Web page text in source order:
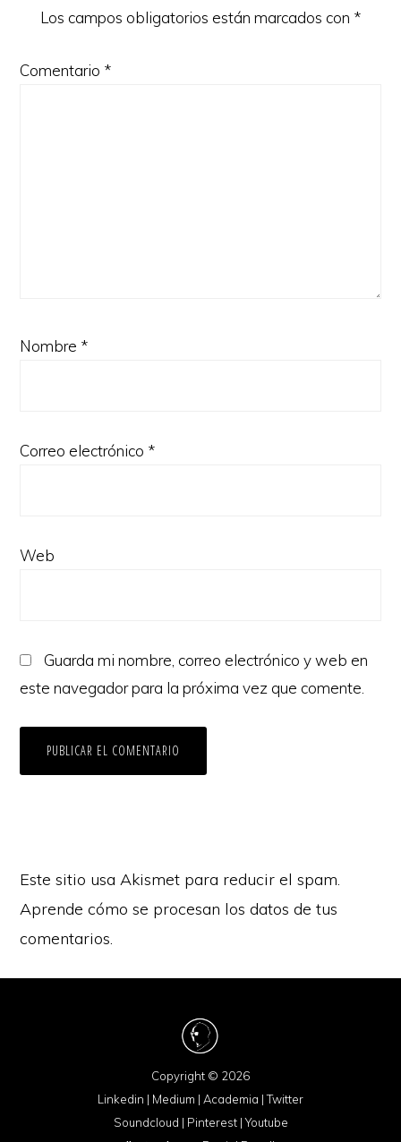
Los campos obligatorios están marcados con *
Comentario *
Nombre *
Correo electrónico *
Web
Guarda mi nombre, correo electrónico y web en
este navegador para la próxima vez que comente.
Este sitio usa Akismet para reducir el spam.
Aprende cómo se procesan los datos de tus
comentarios.
Copyright © 2026
Linkedin | Medium | Academia |Twitter
Soundcloud | Pinterest|Youtube